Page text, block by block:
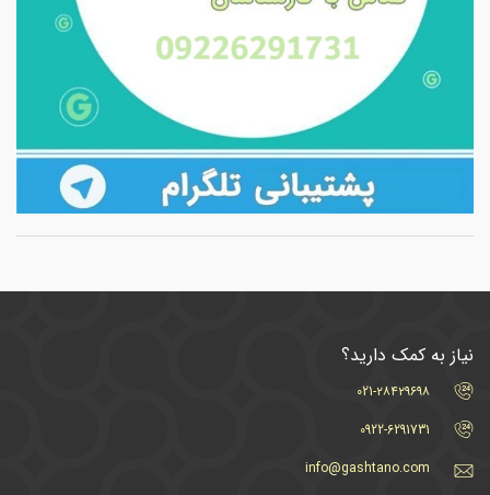
نیاز به کمک دارید؟
021-۲۸۴۲۹۶۹۸
0922-6291731
info@gashtano.com